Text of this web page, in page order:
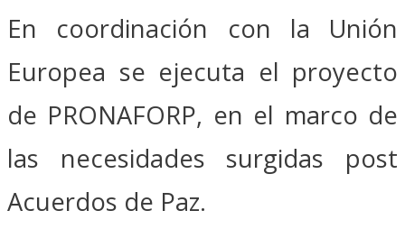
En coordinación con la Unión
Europea se ejecuta el proyecto
de PRONAFORP, en el marco de
las necesidades surgidas post
Acuerdos de Paz.